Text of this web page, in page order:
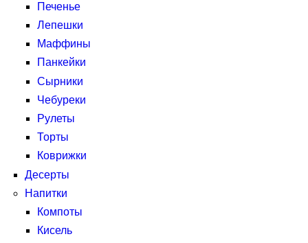
Печенье
Лепешки
Маффины
Панкейки
Сырники
Чебуреки
Рулеты
Торты
Коврижки
Десерты
Напитки
Компоты
Кисель